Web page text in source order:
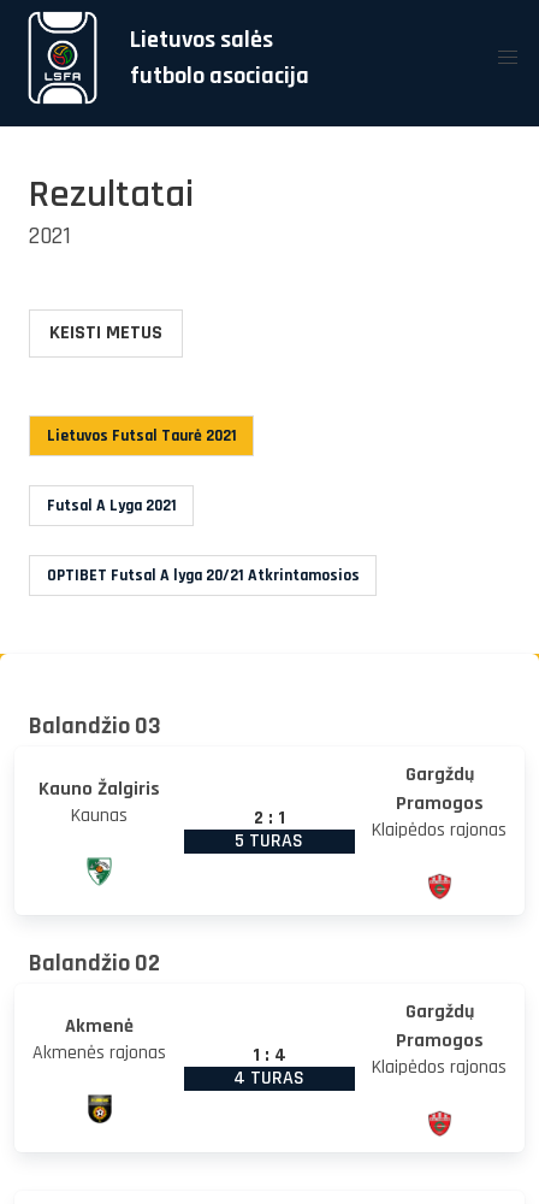
Lietuvos salės
futbolo asociacija
Rezultatai
2021
KEISTI METUS
Lietuvos Futsal Taurė 2021
Futsal A Lyga 2021
OPTIBET Futsal A lyga 20/21 Atkrintamosios
Balandžio 03
Kauno Žalgiris
Kaunas
2 : 1
5 TURAS
Gargždų
Pramogos
Klaipėdos rajonas
Balandžio 02
Akmenė
Akmenės rajonas
1 : 4
4 TURAS
Gargždų
Pramogos
Klaipėdos rajonas